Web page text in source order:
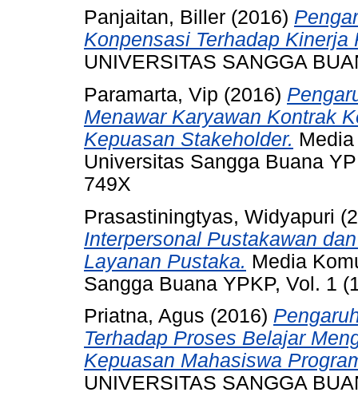
Panjaitan, Biller (2016)
Konpensasi Terhadap Kinerja
UNIVERSITAS SANGGA
Paramarta, Vip (2016)
Menawar Karyawan Kontrak
Kepuasan Stakeholder.
Universitas Sangga Buana
749X
Prasastiningtyas, Widyapuri
Interpersonal Pustakawan
Layanan Pustaka. Media
Sangga Buana YPKP, Vol. 1
Priatna, Agus (2016)
Terhadap Proses Belajar
Kepuasan Mahasiswa
UNIVERSITAS SANGGA